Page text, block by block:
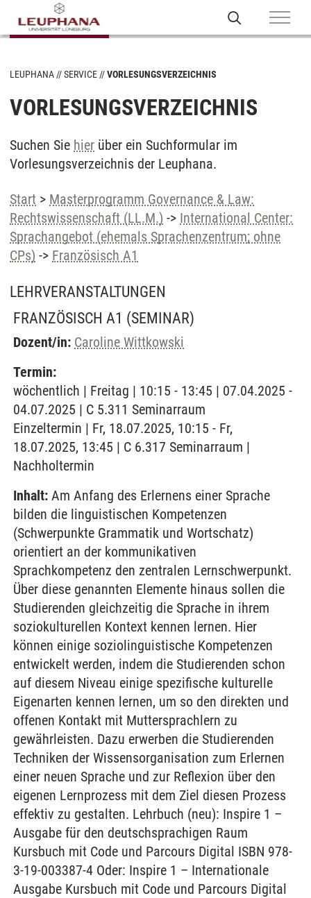
LEUPHANA SERVICE VORLESUNGSVERZEICHNIS
VORLESUNGSVERZEICHNIS
Suchen Sie hier über ein Suchformular im
Vorlesungsverzeichnis der Leuphana.
Start > Masterprogramm Governance & Law:
Rechtswissenschaft (LL.M.) -> International Center:
Sprachangebot (ehemals Sprachenzentrum; ohne
CPs) -> Französisch A1
LEHRVERANSTALTUNGEN
FRANZÖSISCH A1 (SEMINAR)
Dozent/in: Caroline Wittkowski
Termin:
wöchentlich | Freitag | 10:15 - 13:45 | 07.04.2025 -
04.07.2025 | C 5.311 Seminarraum
Einzeltermin | Fr, 18.07.2025, 10:15 - Fr,
18.07.2025, 13:45 | C 6.317 Seminarraum |
Nachholtermin
Inhalt: Am Anfang des Erlernens einer Sprache
bilden die linguistischen Kompetenzen
(Schwerpunkte Grammatik und Wortschatz)
orientiert an der kommunikativen
Sprachkompetenz den zentralen Lernschwerpunkt.
Über diese genannten Elemente hinaus sollen die
Studierenden gleichzeitig die Sprache in ihrem
soziokulturellen Kontext kennen lernen. Hier
können einige soziolinguistische Kompetenzen
entwickelt werden, indem die Studierenden schon
auf diesem Niveau einige spezifische kulturelle
Eigenarten kennen lernen, um so den direkten und
offenen Kontakt mit Muttersprachlern zu
gewährleisten. Dazu erwerben die Studierenden
Techniken der Wissensorganisation zum Erlernen
einer neuen Sprache und zur Reflexion über den
eigenen Lernprozess mit dem Ziel diesen Prozess
effektiv zu gestalten. Lehrbuch (neu): Inspire 1 –
Ausgabe für den deutschsprachigen Raum
Kursbuch mit Code und Parcours Digital ISBN 978-
3-19-003387-4 Oder: Inspire 1 – Internationale
Ausgabe Kursbuch mit Code und Parcours Digital